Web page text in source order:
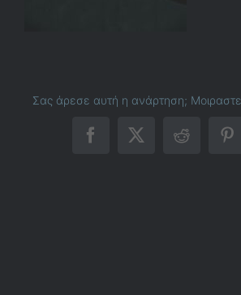
Σας άρεσε αυτή η ανάρτηση;
Facebook
X Reddit